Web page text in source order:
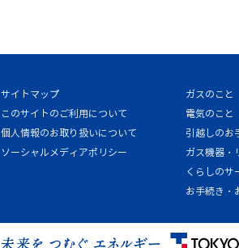
サイトマップ
このサイトのご利用について
個人情報のお取り扱いについて
ソーシャルメディアポリシー
ガスのこと
電気のこと
引越しのお
ガス機器・
くらしのサ
お手続き・